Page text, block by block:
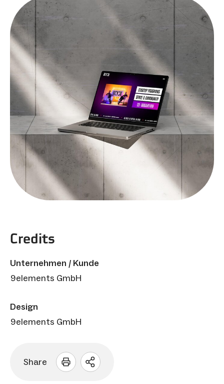
Credits
Unternehmen / Kunde
9elements GmbH
Design
9elements GmbH
Share
Sharing